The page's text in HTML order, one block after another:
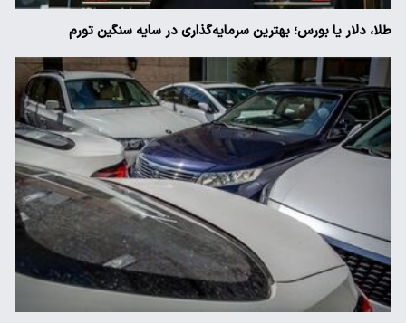
طلا، دلار یا بورس؛ بهترین سرمایه‌گذاری در سایه سنگین تورم